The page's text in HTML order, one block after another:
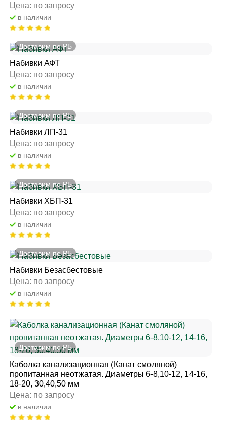
Цена: по запросу
в наличии
Доставим по РБ
Набивки АФТ
Цена: по запросу
в наличии
Доставим по РБ
Набивки ЛП-31
Цена: по запросу
в наличии
Доставим по РБ
Набивки ХБП-31
Цена: по запросу
в наличии
Доставим по РБ
Набивки Безасбестовые
Цена: по запросу
в наличии
Доставим по РБ
Каболка канализационная (Канат смоляной)
пропитанная неотжатая. Диаметры 6-8,10-12, 14-16,
18-20, 30,40,50 мм
Цена: по запросу
в наличии